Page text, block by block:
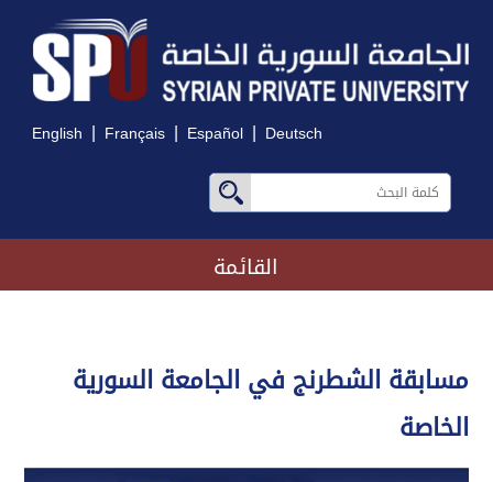
English | Français | Español | Deutsch
القائمة
مسابقة الشطرنج في الجامعة السورية
الخاصة